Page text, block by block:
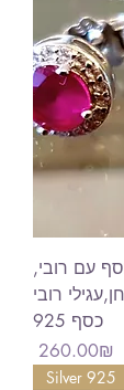
עם רובי,
רובי
כסף 925
Price
‏260.00 ‏₪
Silver 925